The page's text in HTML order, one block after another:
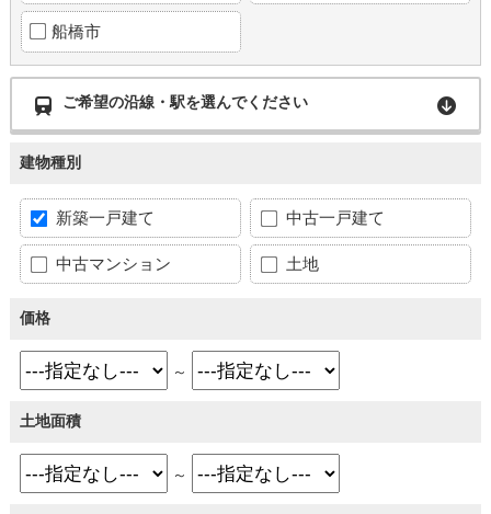
船橋市
ご希望の沿線・駅を選んでください
建物種別
新築一戸建て 中古一戸建て
中古マンション 土地
価格
～
土地面積
～